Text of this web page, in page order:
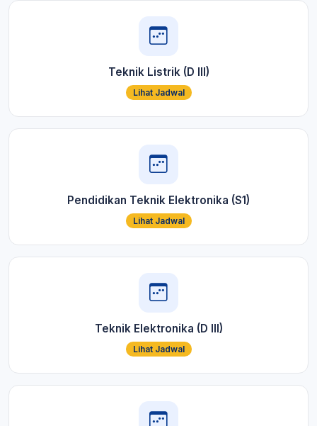
Teknik Listrik (D III)
Lihat Jadwal
Pendidikan Teknik Elektronika (S1)
Lihat Jadwal
Teknik Elektronika (D III)
Lihat Jadwal